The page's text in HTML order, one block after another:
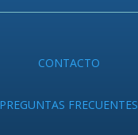
CONTACTO
PREGUNTAS FRECUENTES